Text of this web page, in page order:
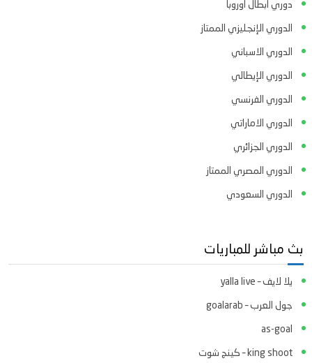
دوري ابطال اوروبا
الدوري الإنجليزي الممتاز
الدوري الاسباني
الدوري الإيطالي
الدوري الفرنسي
الدوري الاماراتي
الدوري الجزائري
الدوري المصري الممتاز
الدوري السعودي
بث مباشر للمباريات
يلا لايف – yalla live
جول العرب – goalarab
as-goal
king shoot – كينج شوت